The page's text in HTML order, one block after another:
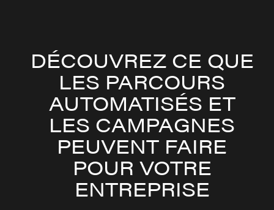
DÉCOUVREZ CE QUE
LES PARCOURS
AUTOMATISÉS ET
LES CAMPAGNES
PEUVENT FAIRE
POUR VOTRE
ENTREPRISE